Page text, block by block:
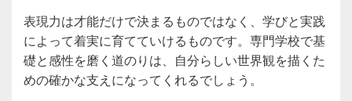
表現力は才能だけで決まるものではなく、学びと実践
によって着実に育てていけるものです。専門学校で基
礎と感性を磨く道のりは、自分らしい世界観を描くた
めの確かな支えになってくれるでしょう。